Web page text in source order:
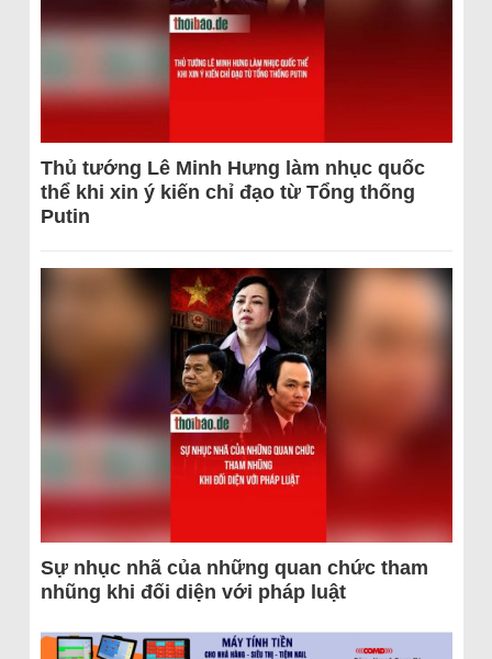
Thủ tướng Lê Minh Hưng làm nhục quốc
thể khi xin ý kiến chỉ đạo từ Tổng thống
Putin
Sự nhục nhã của những quan chức tham
nhũng khi đối diện với pháp luật